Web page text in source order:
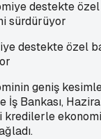
destekte özel
geniş
İş Bankası,
kredilerle